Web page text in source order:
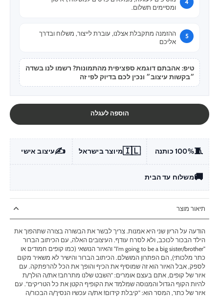
ומסיימים תשלום.
ההזמנה מתקבלת אצלנו, עוברת לייצור, משלוח ובדרך
אליכם
טיפ: אהבתם דוגמא ספציפית מהתמונות? רשמו לנו בשדה
״בקשות עיצוב״ ונכין לכם בדיוק לפי זה
הוספה לעגלה
🧵100% כותנה 🇮🇱מיוצר בישראל ✍️עיצוב אישי
🚚משלוח עד הבית
תיאור מוצר
הודעה על הריון שני היא אמנות. צריך לבשר את הבשורה בצורה שתהפוך את
הילד הבכור לכוכב, ולא לסרח עודף. העיצובים האלה, עם הכיתוב הברור
"I'm going to be a big sister/brother" והאיור הנושאי (כמו קופים חמודים או
כתר מלכותי), הם הפתרון המושלם. הכיתוב הברור והישיר לא משאיר מקום
לספק, אבל האיור הוא זה שמוסיף את הכיף והופך את הכל להרפתקה. עם
איור של קופים, אתם בעצם אומרים: "השבט שלנו מתרחב! את/ה הולך/ת
להיות הקוף הגדול והמנוסה שמלמד את הקופיף הקטן את כל הטריקים". עם
איור של כתר, המסר הוא: "קיבלת קידום! את/ה עכשיו הנסיך/ה הבכור/ה